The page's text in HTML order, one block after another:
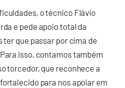
o técnico Flávio
e pede apoio total da
ter que passar por cima de
isso, contamos também
torcedor, que reconhece a
para nos apoiar em